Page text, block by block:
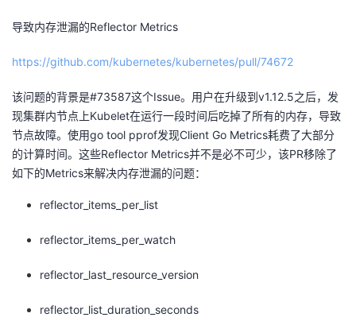
我
的
课
程
我
的
认
证
我
的
实
我
的
的
技
术
支
持
我
的
云
声
建
导致内存泄漏的Reflector Metrics
https://github.com/kubernetes/kubernetes/pull/74672
该问题的背景是#73587这个Issue。用户在升级到v1.12.5之后，发
现集群内节点上Kubelet在运行一段时间后吃掉了所有的内存，导致
节点故障。使用go tool pprof发现Client Go Metrics耗费了大部分
的计算时间。这些Reflector Metrics并不是必不可少，该PR移除了
如下的Metrics来解决内存泄漏的问题：
reflector_items_per_list
reflector_items_per_watch
reflector_last_resource_version
reflector_list_duration_seconds